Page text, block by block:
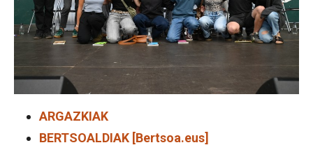
ARGAZKIAK
BERTSOALDIAK [Bertsoa.eus]